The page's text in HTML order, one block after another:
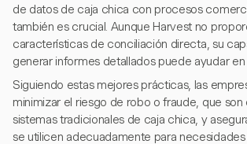
de datos de caja chica con procesos
también es crucial. Aunque Harvest no
características de conciliación directa, su
generar informes detallados puede ayudar
Siguiendo estas mejores prácticas, las
minimizar el riesgo de robo o fraude, que
sistemas tradicionales de caja chica, y
se utilicen adecuadamente para